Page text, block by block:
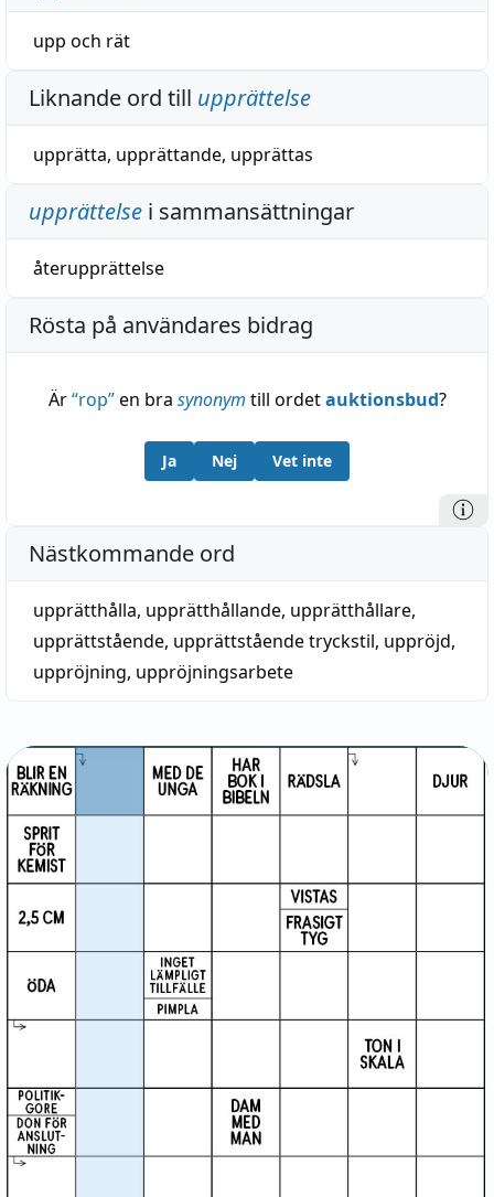
upp och rät
Liknande ord till upprättelse
upprätta, upprättande, upprättas
upprättelse i sammansättningar
återupprättelse
Rösta på användares bidrag
Är“rop”en bra synonym till ordetauktionsbud?
Ja Nej Vet inte
Nästkommande ord
upprätthålla, upprätthållande, upprätthållare,
upprättstående, upprättstående tryckstil, uppröjd,
uppröjning, uppröjningsarbete